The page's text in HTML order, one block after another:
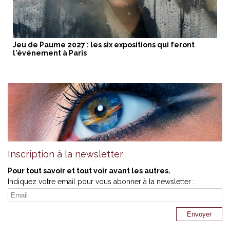
Jeu de Paume 2027 : les six expositions qui feront
l'événement à Paris
Inscription à la newsletter
Pour tout savoir et tout voir avant les autres.
Indiquez votre email pour vous abonner à la newsletter :